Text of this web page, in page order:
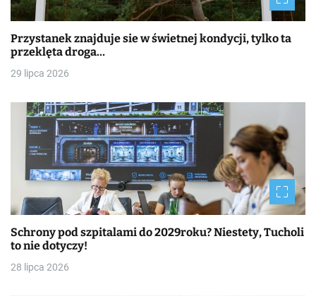
Przystanek znajduje sie w świetnej kondycji, tylko ta
przeklęta droga…
29 lipca 2026
Schrony pod szpitalami do 2029roku? Niestety, Tucholi
to nie dotyczy!
28 lipca 2026